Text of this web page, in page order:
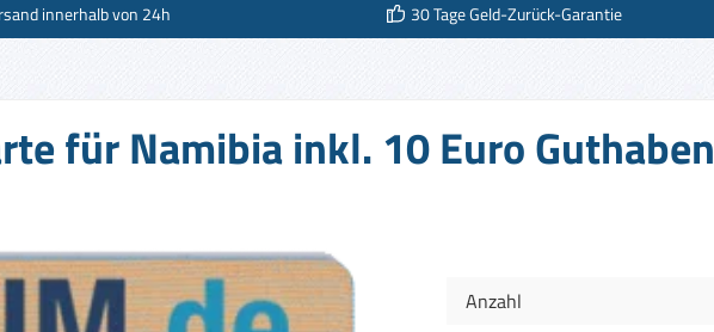
innerhalb von 24h 30 Tage Geld-Zurück-Garantie
für Namibia inkl. 10 Euro Guthaben
Anzahl